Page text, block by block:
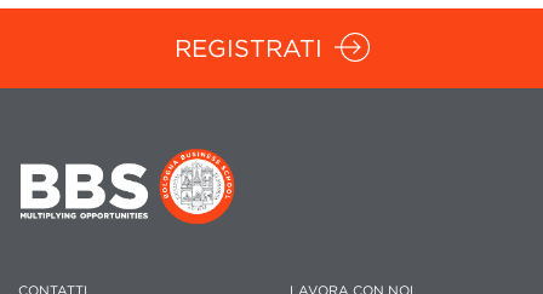
REGISTRATI
CONTATTI LAVORA CON NOI